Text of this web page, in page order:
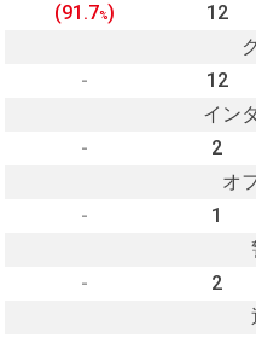
(91.7%) 12
-
12
イン
-
2
オ
-
1
-
2